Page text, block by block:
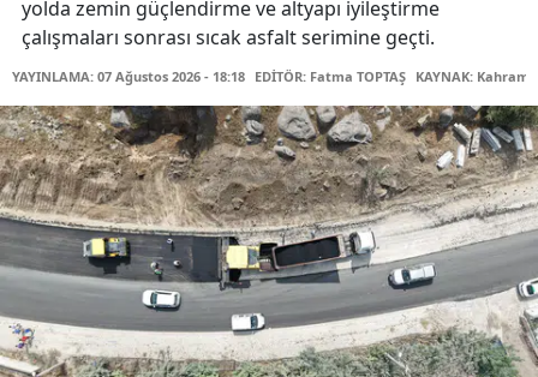
yolda zemin güçlendirme ve altyapı iyileştirme
çalışmaları sonrası sıcak asfalt serimine geçti.
YAYINLAMA: 07 Ağustos 2026 - 18:18 EDİTÖR: Fatma TOPTAŞ KAYNAK: